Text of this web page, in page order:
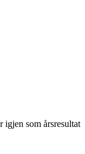
igjen som årsresultat